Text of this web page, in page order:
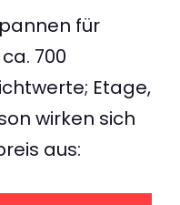
für
700
Etage,
wirken sich
aus: